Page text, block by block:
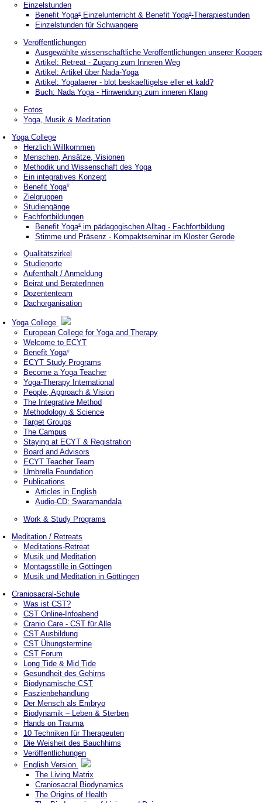
Einzelstunden
Benefit Yoga®Einzelunterricht & Benefit Yoga®-Therapiestunden
Einzelstunden für Schwangere
Veröffentlichungen
Ausgewählte wissenschaftliche Veröffentlichungen unserer
Artikel: Retreat - Zugang zum Inneren Weg
Artikel: Artikel über Nada-Yoga
Artikel: Yogalaerer - blot beskaeftigelse eller et kald?
Buch: Nada Yoga - Hinwendung zum inneren Klang
Fotos
Yoga, Musik & Meditation
Yoga College
Herzlich Willkommen
Menschen, Ansätze, Visionen
Methodik und Wissenschaft des Yoga
Ein integratives Konzept
Benefit Yoga®
Zielgruppen
Studiengänge
Fachfortbildungen
Benefit Yoga®im pädagogischen Alltag - Fachfortbildung
Stimme und Präsenz - Kompaktseminar im Kloster Gerode
Qualitätszirkel
Studienorte
Aufenthalt / Anmeldung
Beirat und BeraterInnen
Dozententeam
Dachorganisation
Yoga College
European College for Yoga and Therapy
Welcome to ECYT
Benefit Yoga®
ECYT Study Programs
Become a Yoga Teacher
Yoga-Therapy International
People, Approach & Vision
The Integrative Method
Methodology & Science
Target Groups
The Campus
Staying at ECYT & Registration
Board and Advisors
ECYT Teacher Team
Umbrella Foundation
Publications
Articles in English
Audio-CD: Swaramandala
Work & Study Programs
Meditation / Retreats
Meditations-Retreat
Musik und Meditation
Montagsstille in Göttingen
Musik und Meditation in Göttingen
Craniosacral-Schule
Was ist CST?
CST Online-Infoabend
Cranio Care - CST für Alle
CST Ausbildung
CST Übungstermine
CST Forum
Long Tide & Mid Tide
Gesundheit des Gehirns
Biodynamische CST
Faszienbehandlung
Der Mensch als Embryo
Biodynamik – Leben & Sterben
Hands on Trauma
10 Techniken für Therapeuten
Die Weisheit des Bauchhirns
Veröffentlichungen
English Version
The Living Matrix
Craniosacral Biodynamics
The Origins of Health